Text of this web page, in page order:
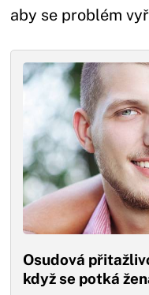
aby se problém
Osudová
když se potká